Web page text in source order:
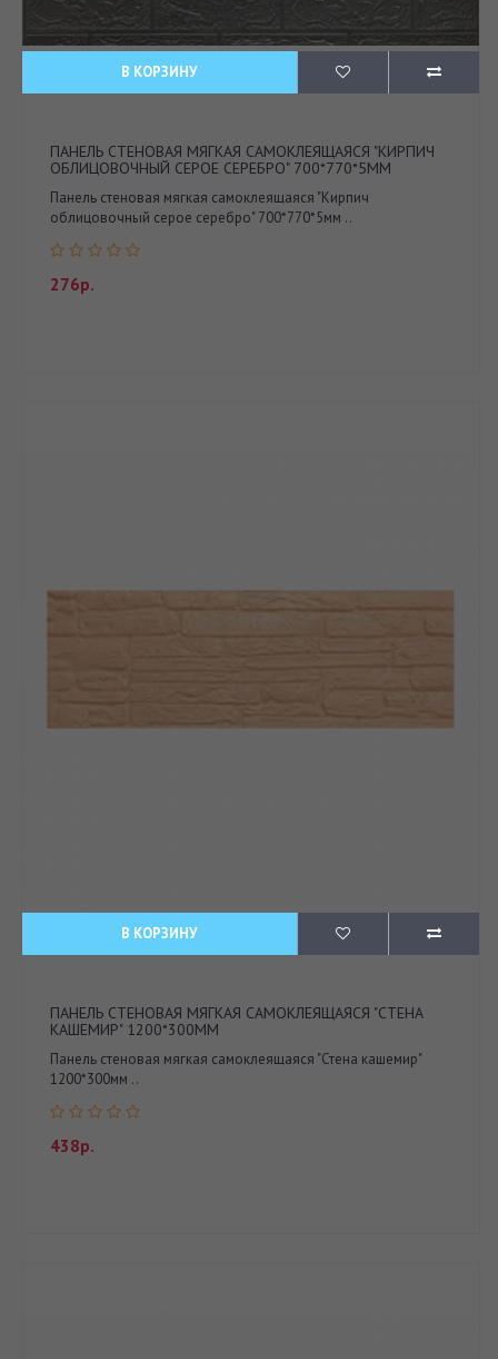
В КОРЗИНУ
ПАНЕЛЬ СТЕНОВАЯ МЯГКАЯ САМОКЛЕЯЩАЯСЯ "КИРПИЧ
ОБЛИЦОВОЧНЫЙ СЕРОЕ СЕРЕБРО" 700*770*5ММ
Панель стеновая мягкая самоклеящаяся "Кирпич
облицовочный серое серебро" 700*770*5мм ..
276р.
В КОРЗИНУ
ПАНЕЛЬ СТЕНОВАЯ МЯГКАЯ САМОКЛЕЯЩАЯСЯ "СТЕНА
КАШЕМИР" 1200*300ММ
Панель стеновая мягкая самоклеящаяся "Стена кашемир"
1200*300мм ..
438р.